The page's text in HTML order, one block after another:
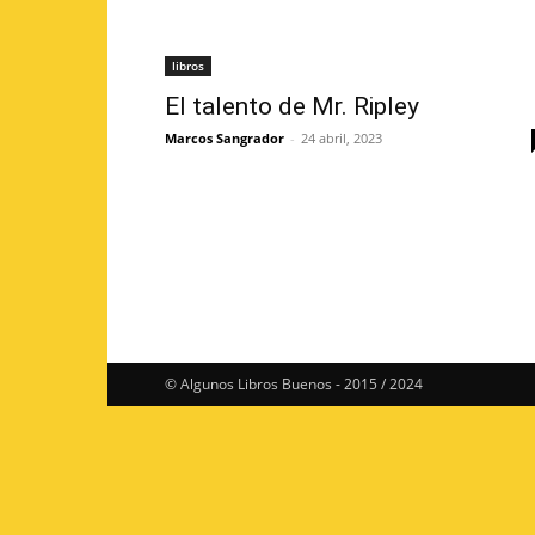
libros
El talento de Mr. Ripley
Marcos Sangrador - 24 abril, 2023
© Algunos Libros Buenos - 2015 / 2024